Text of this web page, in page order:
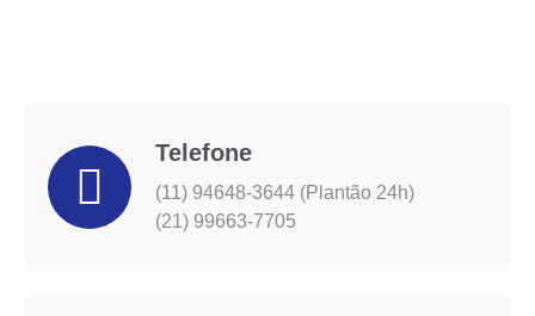
Telefone
(11) 94648-3644 (Plantão 24h)
(21) 99663-7705